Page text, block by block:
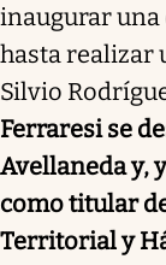
inaugurar una
hasta realizar
Silvio
Ferraresi se
Avellaneda y,
como titular
Territorial y